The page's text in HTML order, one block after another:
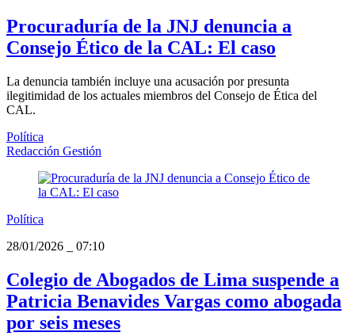
Procuraduría de la JNJ denuncia a
Consejo Ético de la CAL: El caso
La denuncia también incluye una acusación por presunta
ilegitimidad de los actuales miembros del Consejo de Ética del
CAL.
Política
Redacción Gestión
Política
28/01/2026
07:10
Colegio de Abogados de Lima suspende a
Patricia Benavides Vargas como abogada
por seis meses